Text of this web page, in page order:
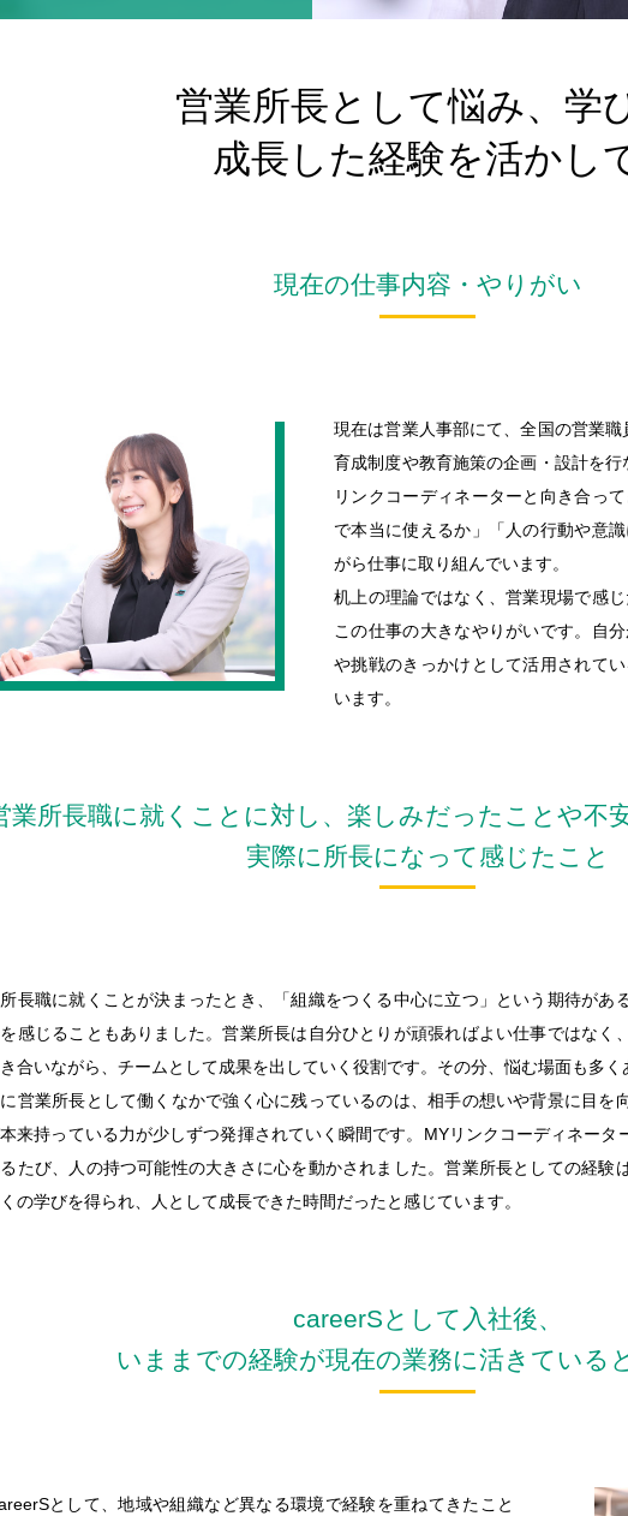
営業所長として悩み、学
成長した経験を活かし
現在の仕事内容・やりがい
現在は営業人事部にて、全国の営業
育成制度や教育施策の企画・設計を
リンクコーディネーターと向き合っ
で本当に使えるか」「人の行動や意
がら仕事に取り組んでいます。
机上の理論ではなく、営業現場で感
この仕事の大きなやりがいです。自
や挑戦のきっかけとして活用されて
います。
業所長職に就くことに対し、楽しみだったことや不
実際に所長になって感じたこと
長職に就くことが決まったとき、「組織をつくる中心に立つ」という期待があ
感じることもありました。営業所長は自分ひとりが頑張ればよい仕事ではなく
合いながら、チームとして成果を出していく役割です。その分、悩む場面も多く
営業所長として働くなかで強く心に残っているのは、相手の想いや背景に目を
来持っている力が少しずつ発揮されていく瞬間です。MYリンクコーディネータ
たび、人の持つ可能性の大きさに心を動かされました。営業所長としての経験
の学びを得られ、人として成長できた時間だったと感じています。
careerSとして入社後、
いままでの経験が現在の業務に活きている
として、地域や組織など異なる環境で経験を重ねてきたこと